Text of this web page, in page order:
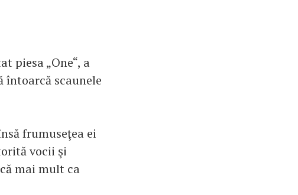
piesa „One“, a
întoarcă scaunele
frumuseţea ei
vocii şi
mai mult ca